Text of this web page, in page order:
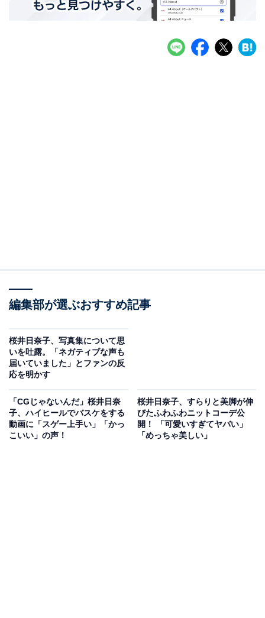
編集部が選ぶおすすめ記事
桜井日奈子、写真集について思
いを吐露。「ネガティブな声も
届いていました」とファンの反
応を明かす
「CGじゃないんだ」桜井日奈
子、ハイヒールでバスケをする
動画に「スゲー上手い」「かっ
こいい」の声！
桜井日奈子、すらりと美脚が伸
びたふわふわニットコーデ公
開！ 「可愛いすぎてヤバい」
「めっちゃ美しい」